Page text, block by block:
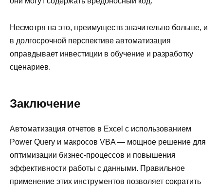
Несмотря на это, преимуществ значительно больше, и
в долгосрочной перспективе автоматизация
оправдывает инвестиции в обучение и разработку
сценариев.
Заключение
Автоматизация отчетов в Excel с использованием
Power Query и макросов VBA — мощное решение для
оптимизации бизнес-процессов и повышения
эффективности работы с данными. Правильное
применение этих инструментов позволяет сократить